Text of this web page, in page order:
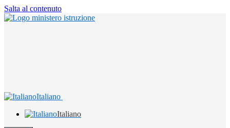
Salta al contenuto
Italiano
Italiano